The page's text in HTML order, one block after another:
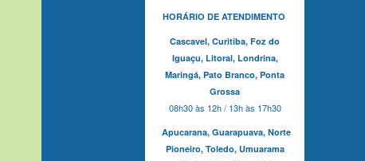
HORÁRIO DE ATENDIMENTO
Cascavel, Curitiba, Foz do
Iguaçu, Litoral, Londrina,
Maringá, Pato Branco, Ponta
Grossa
08h30 às 12h / 13h às 17h30
Apucarana, Guarapuava, Norte
Pioneiro, Toledo, Umuarama